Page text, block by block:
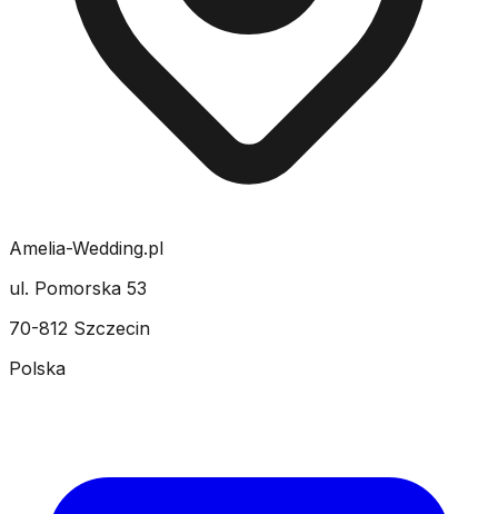
Amelia-Wedding.pl
ul. Pomorska 53
70-812 Szczecin
Polska